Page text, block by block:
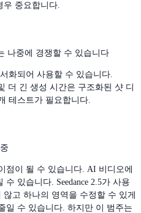
우 중요합니다.
나중에 경쟁할 수 있습니다
화되어 사용할 수 있습니다.
더 긴 생성 시간은 구조화된 샷 디
테스트가 필요합니다.
점이 될 수 있습니다. AI 비디오에
있습니다. Seedance 2.5가 사용
고 하나의 영역을 수정할 수 있게
일 수 있습니다. 하지만 이 범주는